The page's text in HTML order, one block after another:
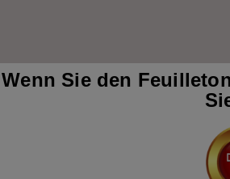
Wenn Sie den